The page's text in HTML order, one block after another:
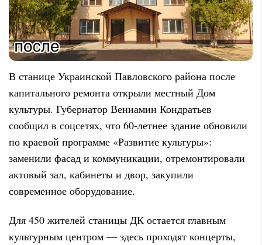
В станице Украинской Павловского района после
капитального ремонта открыли местный Дом
культуры. Губернатор Вениамин Кондратьев
сообщил в соцсетях, что 60-летнее здание обновили
по краевой программе «Развитие культуры»:
заменили фасад и коммуникации, отремонтировали
актовый зал, кабинеты и двор, закупили
современное оборудование.
Для 450 жителей станицы ДК остается главным
культурным центром — здесь проходят концерты,